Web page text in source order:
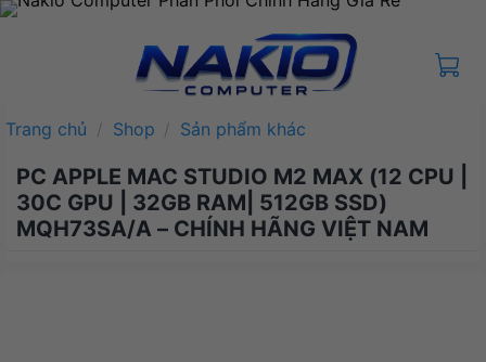
Bỏ
Trang chủ / Shop / Sản phẩm khác
PC APPLE MAC STUDIO M2 MAX (12 CPU |
30C GPU | 32GB RAM| 512GB SSD)
MQH73SA/A – CHÍNH HÃNG VIỆT NAM